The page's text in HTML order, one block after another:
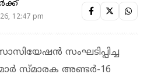
12:47 pm
സംഘടിപ്പിച്ച
സ്മാരക അണ്ടർ-16